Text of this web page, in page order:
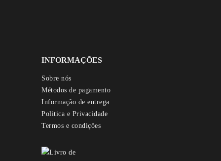
INFORMAÇÕES
Sobre nós
Métodos de pagamento
Informação de entrega
Politica e Privacidade
Termos e condições